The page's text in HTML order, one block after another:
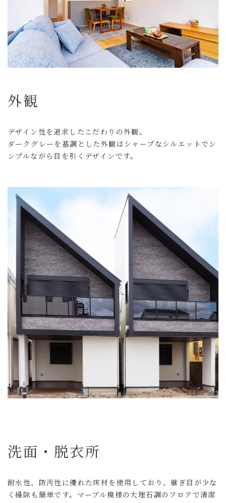
外観
デザイン性を追求したこだわりの外観。
ダークグレーを基調とした外観はシャープなシルエットでシ
ンプルながら目を引くデザインです。
洗面・脱衣所
耐水性、防汚性に優れた床材を使用しており、継ぎ目が少な
く掃除も簡単です。マーブル模様の大理石調のフロアで清潔